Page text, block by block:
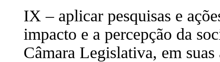
IX – aplicar pesquisas e
impacto e a percepção da
Câmara Legislativa, em